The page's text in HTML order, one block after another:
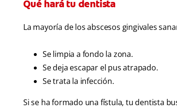
Qué hará tu dentista
La mayoría de los abscesos gingivales
Se limpia a fondo la zona.
Se deja escapar el pus atrapado.
Se trata la infección.
Si se ha formado una fístula, tu dentista